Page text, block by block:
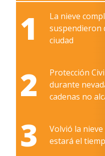
1
La nieve
suspendieron
ciudad
2
Protección
durante
cadenas no
3
Volvió la
estará el